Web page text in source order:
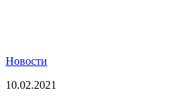
Новости
10.02.2021